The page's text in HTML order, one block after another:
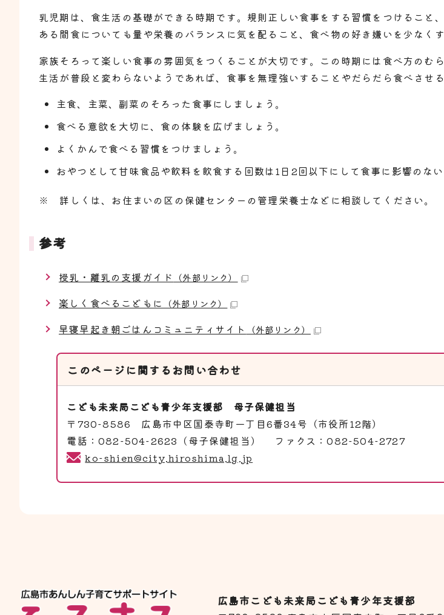
乳児期は、食生活の基礎ができる時期です。規則正しい食事をする習慣をつけること
ある間食についても量や栄養のバランスに気を配ること、食べ物の好き嫌いを少なく
家族そろって楽しい食事の雰囲気をつくることが大切です。この時期には食べ方のむ
生活が普段と変わらないようであれば、食事を無理強いすることやだらだら食べさせ
主食、主菜、副菜のそろった食事にしましょう。
食べる意欲を大切に、食の体験を広げましょう。
よくかんで食べる習慣をつけましょう。
おやつとして甘味食品や飲料を飲食する回数は1日2回以下にして食事に影響のない
※ 詳しくは、お住まいの区の保健センターの管理栄養士などに相談してください。
参考
授乳・離乳の支援ガイド （外部リンク）
楽しく食べるこどもに （外部リンク）
早寝早起き朝ごはんコミュニティサイト （外部リンク）
このページに関する お問い合わせ
こども未来局こども青少年支援部 母子保健担当
〒730-8586 広島市中区国泰寺町一丁目6番34号（市役所12階）
電話：082-504-2623（母子保健担当） ファクス：082-504-2727
ko-shien@city.hiroshima.lg.jp
広島市こども未来局こども青少年支援部